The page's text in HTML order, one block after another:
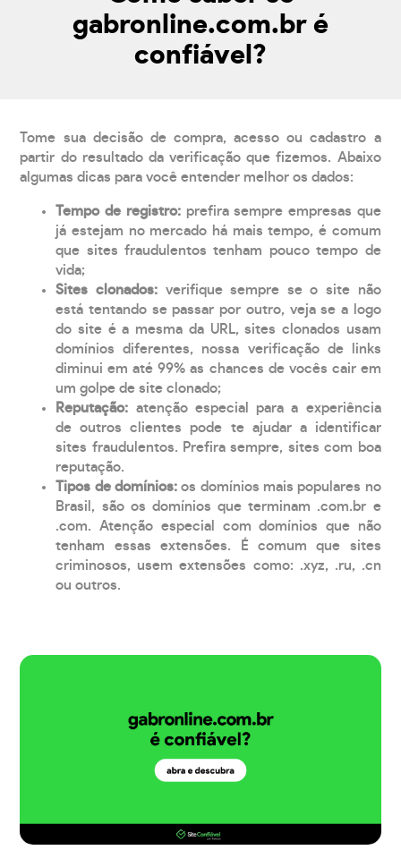
gabronline.com.br é
confiável?
Tome sua decisão de compra, acesso ou cadastro a
partir do resultado da verificação que fizemos. Abaixo
algumas dicas para você entender melhor os dados:
Tempo de registro: prefira sempre empresas que
já estejam no mercado há mais tempo, é comum
que sites fraudulentos tenham pouco tempo de
vida;
Sites clonados: verifique sempre se o site não
está tentando se passar por outro, veja se a logo
do site é a mesma da URL, sites clonados usam
domínios diferentes, nossa verificação de links
diminui em até 99% as chances de vocês cair em
um golpe de site clonado;
Reputação: atenção especial para a experiência
de outros clientes pode te ajudar a identificar
sites fraudulentos. Prefira sempre, sites com boa
reputação.
Tipos de domínios:os domínios mais populares no
Brasil, são os domínios que terminam .com.br e
.com. Atenção especial com domínios que não
tenham essas extensões. É comum que sites
criminosos, usem extensões como: .xyz, .ru, .cn
ou outros.